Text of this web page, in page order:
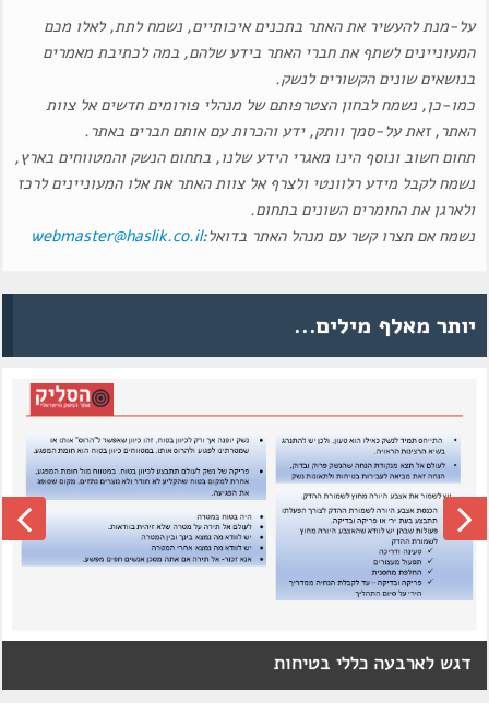
על-מנת להעשיר את האתר בתכנים איכותיים, נשמח לתת, לאלו מכם
המעוניינים לשתף את חברי האתר בידע שלהם, במה לכתיבת מאמרים
בנושאים שונים הקשורים לנשק.
כמו-כן, נשמח לבחון הצטרפותם של מנהלי פורומים חדשים אל צוות
האתר, זאת על-סמך וותק, ידע והכרות עם אותם חברים באתר.
תחום חשוב ונוסף הינו מאגרי הידע שלנו, בתחום הנשק והמטווחים בארץ,
נשמח לקבל מידע רלוונטי ולצרף אל צוות האתר את אלו המעוניינים לרכז
ולארגן את החומרים השונים בתחום.
נשמח אם תצרו קשר עם מנהל האתר בדואל:webmaster@haslik.co.il
יותר מאלף מילים...
דגש לארבעה כללי בטיחות